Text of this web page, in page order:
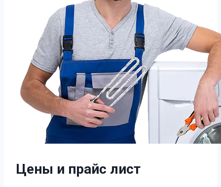
Цены и прайс лист